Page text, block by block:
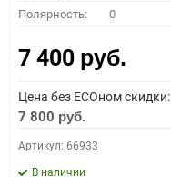
Полярность: 0
7 400 руб.
Цена без ECOном скидки:
7 800 руб.
Артикул: 66933
В наличии